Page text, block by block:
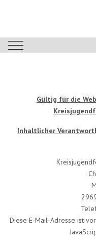
Mobile Menu Toggle
Gültig für die
Inhaltlicher
Diese E-Mail-Adresse ist